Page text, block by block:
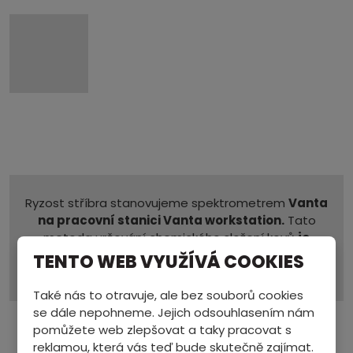
Ryzost stříbra stanovujeme spektrometrem Vanta
na pracovní stanici Vanta workstation.Tato
metoda určování chemického složení kovůje
velmi přesnáa přitom zabere několik sekund.
Využívají ji i puncovní úřady.
TENTO WEB VYUŽÍVÁ COOKIES
Také nás to otravuje, ale bez souborů cookies
se dále nepohneme. Jejich odsouhlasením nám
pomůžete web zlepšovat a taky pracovat s
reklamou, která vás teď bude skutečně zajímat.